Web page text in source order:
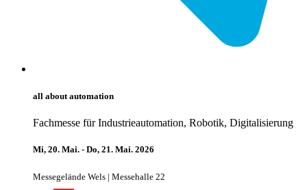
all about automation
Fachmesse für Industrieautomation, Robotik, Digitalisierung
Mi, 20. Mai. - Do, 21. Mai. 2026
Messegelände Wels | Messehalle 22